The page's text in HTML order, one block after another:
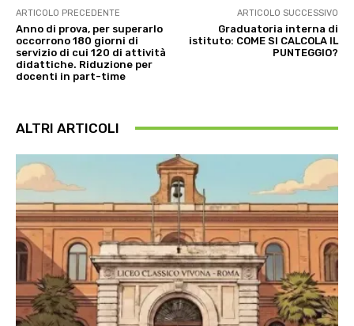
ARTICOLO PRECEDENTE
Anno di prova, per superarlo
occorrono 180 giorni di
servizio di cui 120 di attività
didattiche. Riduzione per
docenti in part-time
ARTICOLO SUCCESSIVO
Graduatoria interna di
istituto: COME SI CALCOLA IL
PUNTEGGIO?
ALTRI ARTICOLI